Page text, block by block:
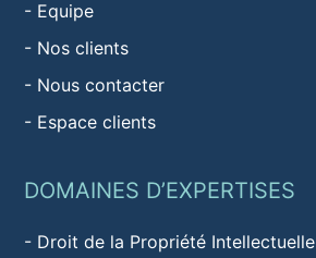
- Equipe
- Nos clients
- Nous contacter
- Espace clients
DOMAINES D’EXPERTISES
- Droit de la Propriété Intellectuelle